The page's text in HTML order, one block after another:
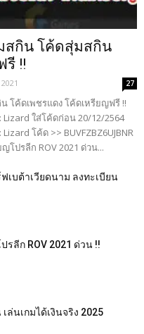
สกิน โค้ดสุ่มสกิน
รี !!
27
โค้ดเพชรแดง โค้ดเหรียญฟรี !!
ใส่โค้ดก่อน 20/12/2564
โค้ด >> BUVFZBZ6UJBNR
ปรลีก ROV 2021 ด่วน...
เบต้าเวียดนาม ลงทะเบียน
รลีก ROV 2021 ด่วน !!
ล่นเกมได้เงินจริง 2025